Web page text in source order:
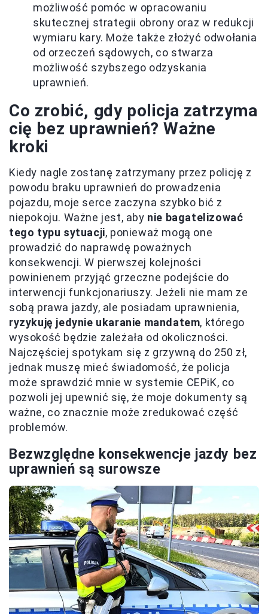
możliwość pomóc w opracowaniu
skutecznej strategii obrony oraz w redukcji
wymiaru kary. Może także złożyć odwołania
od orzeczeń sądowych, co stwarza
możliwość szybszego odzyskania
uprawnień.
Co zrobić, gdy policja zatrzyma
cię bez uprawnień? Ważne
kroki
Kiedy nagle zostanę zatrzymany przez policję z
powodu braku uprawnień do prowadzenia
pojazdu, moje serce zaczyna szybko bić z
niepokoju. Ważne jest, aby nie bagatelizować
tego typu sytuacji, ponieważ mogą one
prowadzić do naprawdę poważnych
konsekwencji. W pierwszej kolejności
powinienem przyjąć grzeczne podejście do
interwencji funkcjonariuszy. Jeżeli nie mam ze
sobą prawa jazdy, ale posiadam uprawnienia,
ryzykuję jedynie ukaranie mandatem, którego
wysokość będzie zależała od okoliczności.
Najczęściej spotykam się z grzywną do 250 zł,
jednak muszę mieć świadomość, że policja
może sprawdzić mnie w systemie CEPiK, co
pozwoli jej upewnić się, że moje dokumenty są
ważne, co znacznie może zredukować część
problemów.
Bezwzględne konsekwencje jazdy bez
uprawnień są surowsze